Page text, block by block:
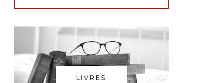
LIVRES